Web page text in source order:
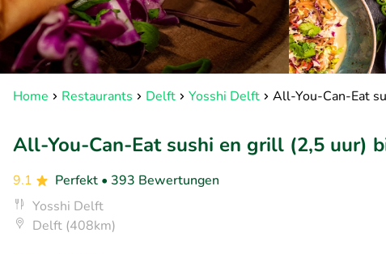
Home Restaurants Delft Yosshi Delft All-You-Can-Eat
All-You-Can-Eat sushi en grill (2,5 uur)
9.1 Perfekt • 393 Bewertungen
Yosshi Delft
Delft (408km)